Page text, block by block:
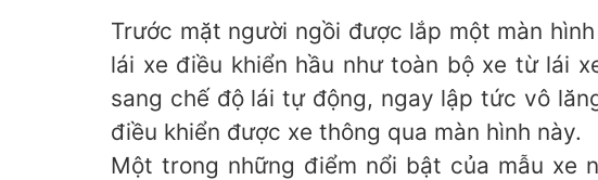
Trước mặt người ngồi được lắp một màn
lái xe điều khiển hầu như toàn bộ xe từ lái
sang chế độ lái tự động, ngay lập tức vô
điều khiển được xe thông qua màn hình này.
Một trong những điểm nổi bật của mẫu xe